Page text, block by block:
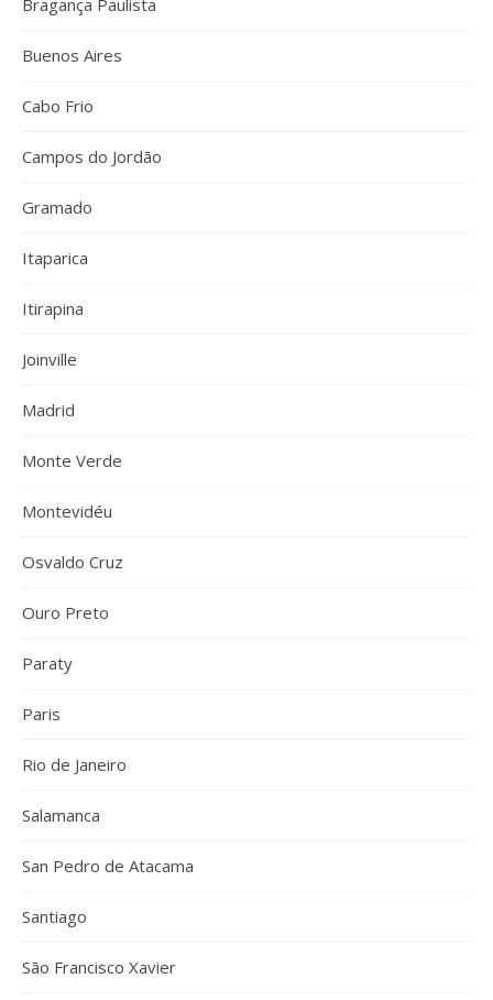
Bragança Paulista
Buenos Aires
Cabo Frio
Campos do Jordão
Gramado
Itaparica
Itirapina
Joinville
Madrid
Monte Verde
Montevidéu
Osvaldo Cruz
Ouro Preto
Paraty
Paris
Rio de Janeiro
Salamanca
San Pedro de Atacama
Santiago
São Francisco Xavier